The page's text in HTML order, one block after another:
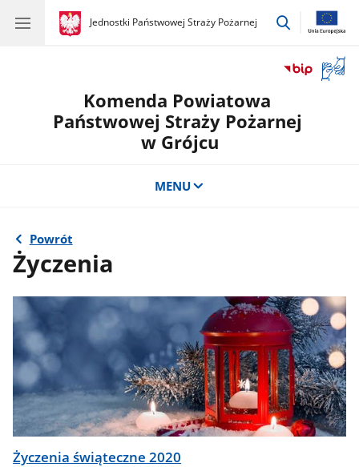
gov.pl
Jednostki Państwowej Straży Pożarnej
gov.pl
Jednostki
przejdź
okno
Komenda Powiatowa
Państwowej Straży Pożarnej
w Grójcu
MENU
Powrót
Życzenia
Życzenia świąteczne 2020